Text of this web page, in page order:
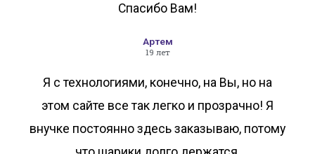
Спасибо Вам!
Артем
19 лет
Я с технологиями, конечно, на Вы, но на
этом сайте все так легко и прозрачно! Я
внучке постоянно здесь заказываю, потому